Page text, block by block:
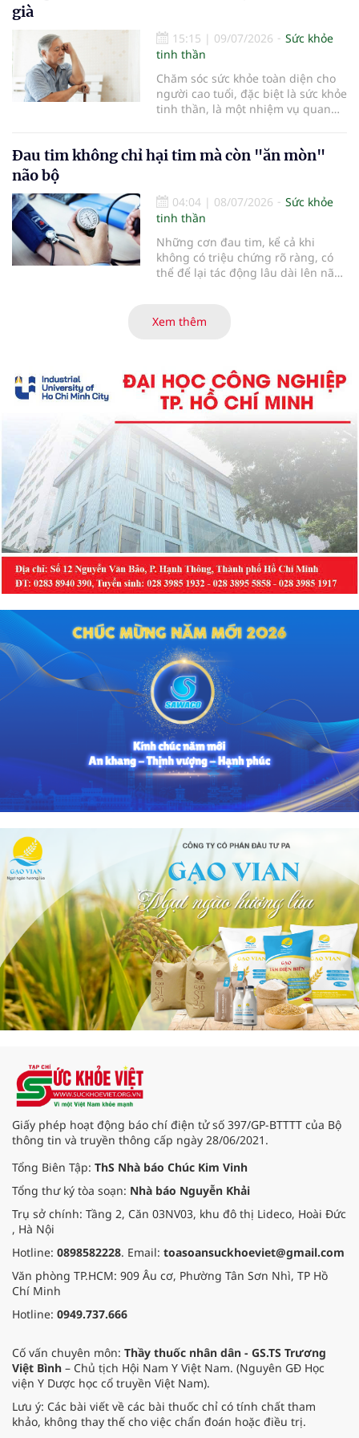
già
15:15 | 09/07/2026
Sức khỏe
tinh thần
Chăm sóc sức khỏe toàn diện cho
người cao tuổi, đặc biệt là sức khỏe
tinh thần, là một nhiệm vụ quan
một tinh thần tích cực sẽ giúp
tính và gắn kết hơn với gia đình,
cộng đồng.
Đau tim không chỉ hại tim mà còn "ăn mòn"
não bộ
04:04 | 08/07/2026
Sức khỏe
tinh thần
Những cơn đau tim, kể cả khi
không có triệu chứng rõ ràng, có
thể để lại tác động lâu dài lên não
Xem thêm
Giấy phép hoạt động báo chí điện tử số 397/GP-BTTTT của Bộ
thông tin và truyền thông cấp ngày 28/06/2021.
Tổng Biên Tập: ThS Nhà báo Chúc Kim Vinh
Tổng thư ký tòa soạn: Nhà báo Nguyễn Khải
Trụ sở chính: Tầng 2, Căn 03NV03, khu đô thị Lideco, Hoài Đức
, Hà Nội
Hotline: 0898582228. Email: toasoansuckhoeviet@gmail.com
Văn phòng TP.HCM: 909 Âu cơ, Phường Tân Sơn Nhì, TP Hồ
Chí Minh
Hotline: 0949.737.666
Cố vấn chuyên môn: Thầy thuốc nhân dân - GS.TS Trương
Việt Bình – Chủ tịch Hội Nam Y Việt Nam. (Nguyên GĐ Học
viện Y Dược học cổ truyền Việt Nam).
Lưu ý: Các bài viết về các bài thuốc chỉ có tính chất tham
khảo, không thay thế cho việc chẩn đoán hoặc điều trị.